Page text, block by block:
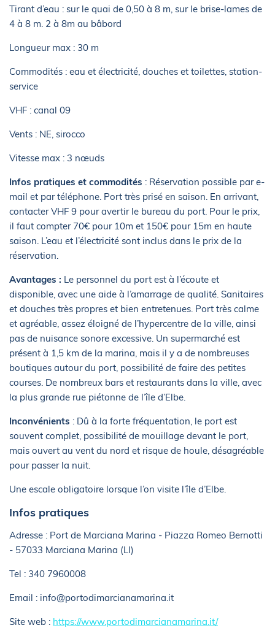
Tirant d’eau : sur le quai de 0,50 à 8 m, sur le brise-lames de
4 à 8 m. 2 à 8m au bâbord
Longueur max : 30 m
Commodités : eau et électricité, douches et toilettes, station-
service
VHF : canal 09
Vents : NE, sirocco
Vitesse max : 3 nœuds
Infos pratiques et commodités : Réservation possible par e-
mail et par téléphone. Port très prisé en saison. En arrivant,
contacter VHF 9 pour avertir le bureau du port. Pour le prix,
il faut compter 70€ pour 10m et 150€ pour 15m en haute
saison. L’eau et l’électricité sont inclus dans le prix de la
réservation.
Avantages : Le personnel du port est à l’écoute et
disponible, avec une aide à l’amarrage de qualité. Sanitaires
et douches très propres et bien entretenues. Port très calme
et agréable, assez éloigné de l’hypercentre de la ville, ainsi
pas de nuisance sonore excessive. Un supermarché est
présent à 1,5 km de la marina, mais il y a de nombreuses
boutiques autour du port, possibilité de faire des petites
courses. De nombreux bars et restaurants dans la ville, avec
la plus grande rue piétonne de l’île d’Elbe.
Inconvénients : Dû à la forte fréquentation, le port est
souvent complet, possibilité de mouillage devant le port,
mais ouvert au vent du nord et risque de houle, désagréable
pour passer la nuit.
Une escale obligatoire lorsque l’on visite l’île d’Elbe.
Infos pratiques
Adresse : Port de Marciana Marina - Piazza Romeo Bernotti
- 57033 Marciana Marina (LI)
Tel : 340 7960008
Email : info@portodimarcianamarina.it
Site web : https://www.portodimarcianamarina.it/